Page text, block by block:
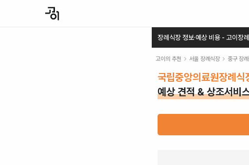
장례식장 정보·예상 비용 - 고이장
고이의 추천 서울 장례식장 중구 장
국립중앙의료원장례식
예상 견적 & 상조서비